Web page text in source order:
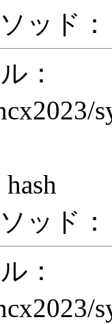
ッド：
：
ッド：
：